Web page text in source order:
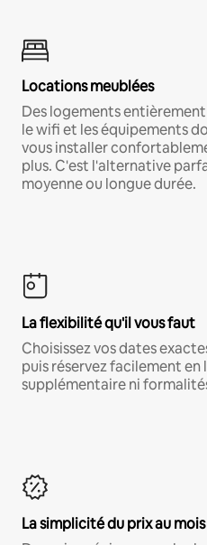
Locations meublées
Des logements
le wifi et les équipements
vous installer
plus. C'est l'alternative
moyenne ou longue durée.
La flexibilité qu'il vous faut
Choisissez vos dates
puis réservez facilement en
supplémentaire ni
La simplicité du prix au mois